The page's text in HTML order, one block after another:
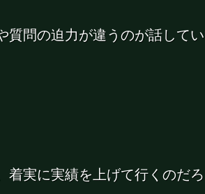
質問の迫力が違うのが話して
着実に実績を上げて行くのだ